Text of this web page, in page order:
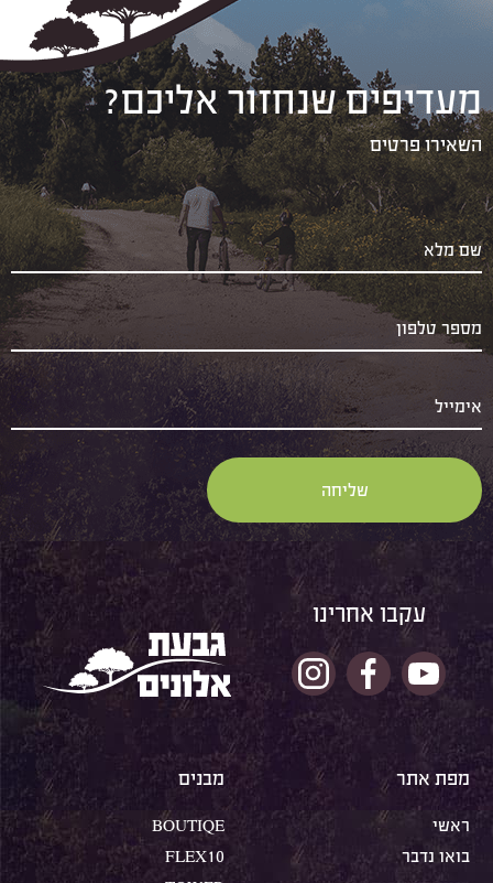
מעדיפים שנחזור אליכם?
השאירו פרטים
עקבו אחרינו
מפת אתר
ראשי
בואו נדבר
מבנים
BOUTIQE
FLEX10